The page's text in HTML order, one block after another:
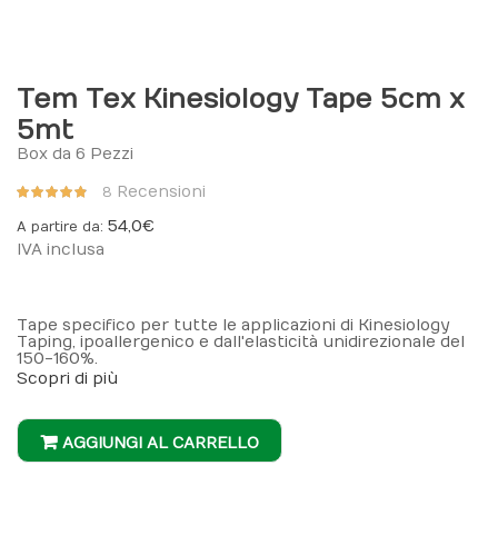
Tem Tex Kinesiology Tape 5cm x
5mt
Box da 6 Pezzi
Valutazione:
8 Recensioni
A partire da 54,0 €
IVA inclusa
Tape specifico per tutte le applicazioni di Kinesiology
Taping, ipoallergenico e dall'elasticità unidirezionale del
150-160%.
Scopri di più
AGGIUNGI AL CARRELLO